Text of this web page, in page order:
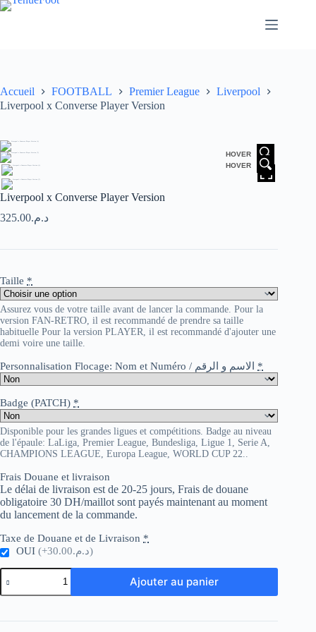
Passer
Accueil FOOTBALL Premier League
Liverpool
Liverpool x Converse Player Version
HOVER
HOVER
Liverpool x Converse Player Version
د.م.325.00
Taille *
Assurez vous de votre taille avant de lancer la commande. Pour la
version FAN-RETRO, il est recommandé de prendre sa taille
habituelle Pour la version PLAYER, il est recommandé d'ajouter une
demi voire une taille.
Personnalisation Flocage: Nom et Numéro / الاسم و الرقم *
Badge (PATCH) *
Disponible pour les grandes ligues et compétitions. Badge au niveau
de l'épaule: LaLiga, Premier League, Bundesliga, Ligue 1, Serie A,
CHAMPIONS LEAGUE, Europa League, WORLD CUP 22..
Frais Douane et livraison
Le délai de livraison est de 20-25 jours, Frais de douane
obligatoire 30 DH/maillot sont payés maintenant au moment
du lancement de la commande.
Taxe de Douane et de Livraison *
OUI
(+د.م.30.00)
quantité
de
Liverpool
Converse
Ajouter au panier